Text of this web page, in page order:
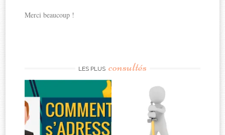
Merci beaucoup !
LES PLUS consultés